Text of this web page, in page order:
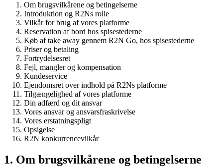
Om brugsvilkårene og betingelserne
Introduktion og R2Ns rolle
Vilkår for brug af vores platforme
Reservation af bord hos spisestederne
Køb af take away gennem R2N Go, hos spisestederne
Priser og betaling
Fortrydelsesret
Fejl, mangler og kompensation
Kundeservice
Ejendomsret over indhold på R2Ns platforme
Tilgængelighed af vores platforme
Din adfærd og dit ansvar
Vores ansvar og ansvarsfraskrivelse
Vores erstatningspligt
Opsigelse
R2N konkurrencevilkår
1. Om brugsvilkårene og betingelserne